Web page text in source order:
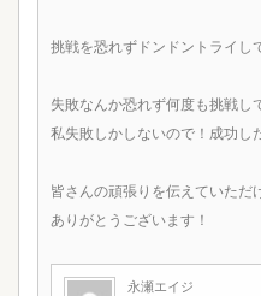
挑戦を恐れずドンドントライし
失敗なんか恐れず何度も挑戦し
私失敗しかしないので！成功し
皆さんの頑張りを伝えていただ
ありがとうございます！
永瀬エイジ